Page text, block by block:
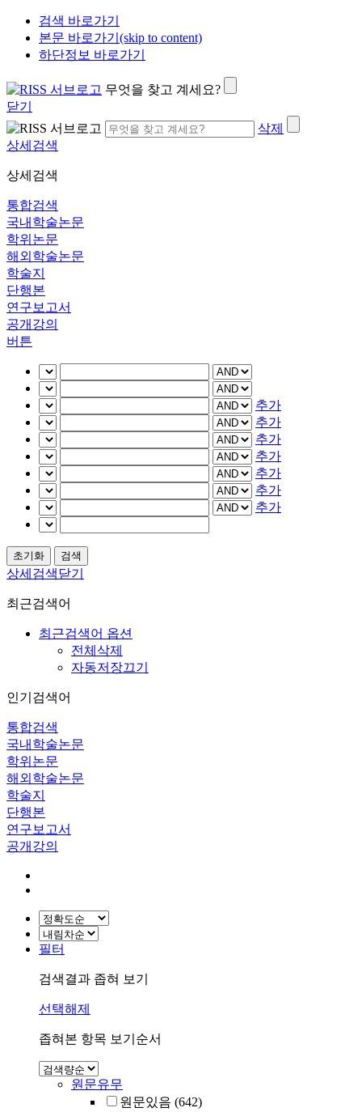
검색 바로가기
본문 바로가기(skip to content)
하단정보 바로가기
무엇을 찾고 계세요?
닫기
삭제
상세검색
상세검색
통합검색
국내학술논문
학위논문
해외학술논문
학술지
단행본
연구보고서
공개강의
버튼
추가
추가
추가
추가
추가
추가
추가
상세검색닫기
최근검색어
최근검색어 옵션
전체삭제
자동저장끄기
인기검색어
통합검색
국내학술논문
학위논문
해외학술논문
학술지
단행본
연구보고서
공개강의
필터
검색결과 좁혀 보기
선택해제
좁혀본 항목 보기순서
원문유무
원문있음 (642)